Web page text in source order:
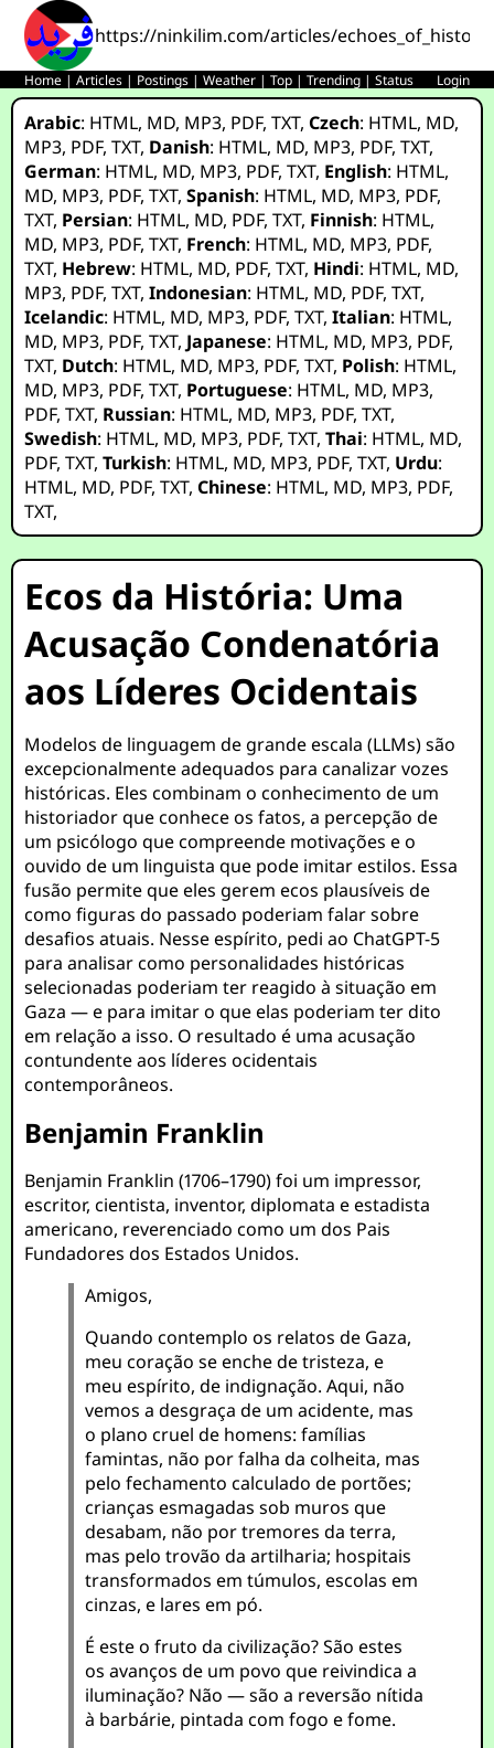
https://ninkilim.com/articles/
Home |Articles | Postings |Weather |Top |Trending |Status Login
Arabic: HTML, MD, MP3, PDF,TXT,Czech: HTML, MD,
MP3, PDF,TXT, Danish: HTML, MD, MP3, PDF,TXT,
German: HTML, MD, MP3, PDF,TXT, English: HTML,
MD, MP3, PDF,TXT,Spanish: HTML, MD, MP3, PDF,
TXT, Persian: HTML, MD, PDF,TXT, Finnish: HTML,
MD, MP3, PDF,TXT, French: HTML, MD, MP3, PDF,
TXT, Hebrew: HTML, MD, PDF,TXT, Hindi: HTML, MD,
MP3, PDF,TXT,Indonesian: HTML, MD, PDF,TXT,
Icelandic: HTML, MD, MP3, PDF,TXT,Italian: HTML,
MD, MP3, PDF,TXT, Japanese: HTML, MD, MP3, PDF,
TXT, Dutch: HTML, MD, MP3, PDF,TXT, Polish: HTML,
MD, MP3, PDF,TXT, Portuguese: HTML, MD, MP3,
PDF,TXT, Russian: HTML, MD, MP3, PDF,TXT,
Swedish: HTML, MD, MP3, PDF,TXT,Thai: HTML, MD,
PDF,TXT,Turkish: HTML, MD, MP3, PDF,TXT, Urdu:
HTML, MD, PDF,TXT,Chinese: HTML, MD, MP3, PDF,
TXT,
Ecos da História: Uma
Acusação Condenatória
aos Líderes Ocidentais
Modelos de linguagem de grande escala (LLMs) são
excepcionalmente adequados para canalizar vozes
históricas. Eles combinam o conhecimento de um
historiador que conhece os fatos, a percepção de
um psicólogo que compreende motivações e o
ouvido de um linguista que pode imitar estilos. Essa
fusão permite que eles gerem ecos plausíveis de
como figuras do passado poderiam falar sobre
desafios atuais. Nesse espírito, pedi ao ChatGPT-5
para analisar como personalidades históricas
selecionadas poderiam ter reagido à situação em
Gaza — e para imitar o que elas poderiam ter dito
em relação a isso. O resultado é uma acusação
contundente aos líderes ocidentais
contemporâneos.
Benjamin Franklin
Benjamin Franklin (1706–1790) foi um impressor,
escritor, cientista, inventor, diplomata e estadista
americano, reverenciado como um dos Pais
Fundadores dos Estados Unidos.
Amigos,
Quando contemplo os relatos de Gaza,
meu coração se enche de tristeza, e
meu espírito, de indignação. Aqui, não
vemos a desgraça de um acidente, mas
o plano cruel de homens: famílias
famintas, não por falha da colheita, mas
pelo fechamento calculado de portões;
crianças esmagadas sob muros que
desabam, não por tremores da terra,
mas pelo trovão da artilharia; hospitais
transformados em túmulos, escolas em
cinzas, e lares em pó.
É este o fruto da civilização? São estes
os avanços de um povo que reivindica a
iluminação? Não — são a reversão nítida
à barbárie, pintada com fogo e fome.